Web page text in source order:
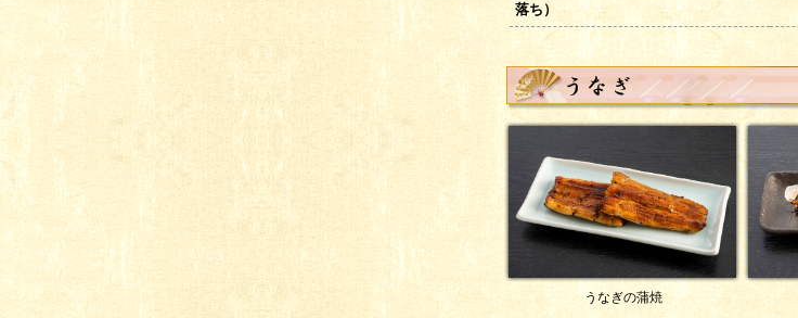
落ち）
うなぎの蒲焼